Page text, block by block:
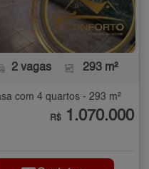
2 vagas 293 m²
com 4 quartos - 293 m²
R$ 1.070.000